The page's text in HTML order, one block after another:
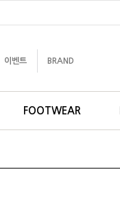
이벤트 BRAND
FOOTWEAR